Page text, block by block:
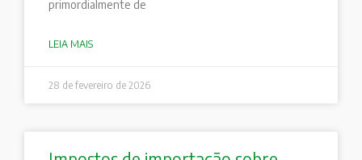
primordialmente de
LEIA MAIS
28 de fevereiro de 2026